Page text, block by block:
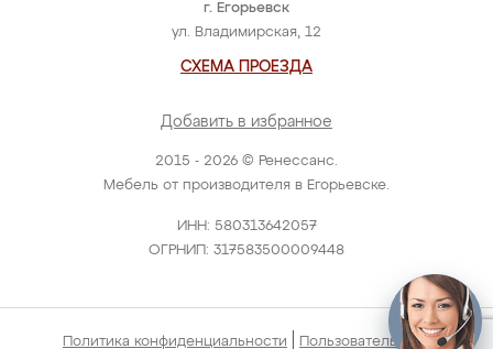
2015 - 2026 © Ренессанс.
Мебель от производителя в Егорьевске.
ИНН: 580313642057
ОГРНИП: 317583500009448
г. Егорьевск
ул. Владимирская, 12
СХЕМА ПРОЕЗДА
Добавить в избранное
Политика конфиденциальности Пользовательское